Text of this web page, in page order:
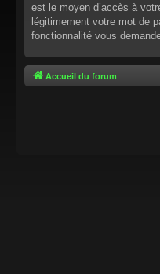
est le moyen d’accès à
légitimement votre mot de
fonctionnalité vous
Accueil du forum